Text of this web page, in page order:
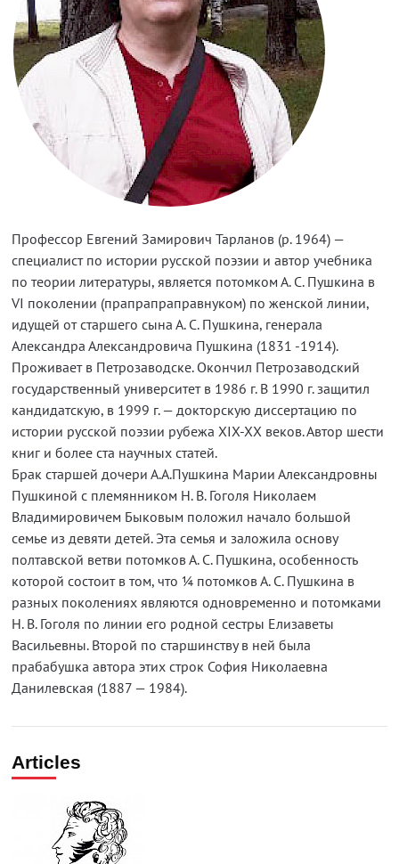
Профессор Евгений Замирович Тарланов (р. 1964) —
специалист по истории русской поэзии и автор учебника
по теории литературы, является потомком А. С. Пушкина в
VI поколении (прапрапраправнуком) по женской линии,
идущей от старшего сына А. С. Пушкина, генерала
Александра Александровича Пушкина (1831 -1914).
Проживает в Петрозаводске. Окончил Петрозаводский
государственный университет в 1986 г. В 1990 г. защитил
кандидатскую, в 1999 г. — докторскую диссертацию по
истории русской поэзии рубежа XIX-XX веков. Автор шести
книг и более ста научных статей.
Брак старшей дочери А.А.Пушкина Марии Александровны
Пушкиной с племянником Н. В. Гоголя Николаем
Владимировичем Быковым положил начало большой
семье из девяти детей. Эта семья и заложила основу
полтавской ветви потомков А. С. Пушкина, особенность
которой состоит в том, что ¼ потомков А. С. Пушкина в
разных поколениях являются одновременно и потомками
Н. В. Гоголя по линии его родной сестры Елизаветы
Васильевны. Второй по старшинству в ней была
прабабушка автора этих строк София Николаевна
Данилевская (1887 — 1984).
Articles